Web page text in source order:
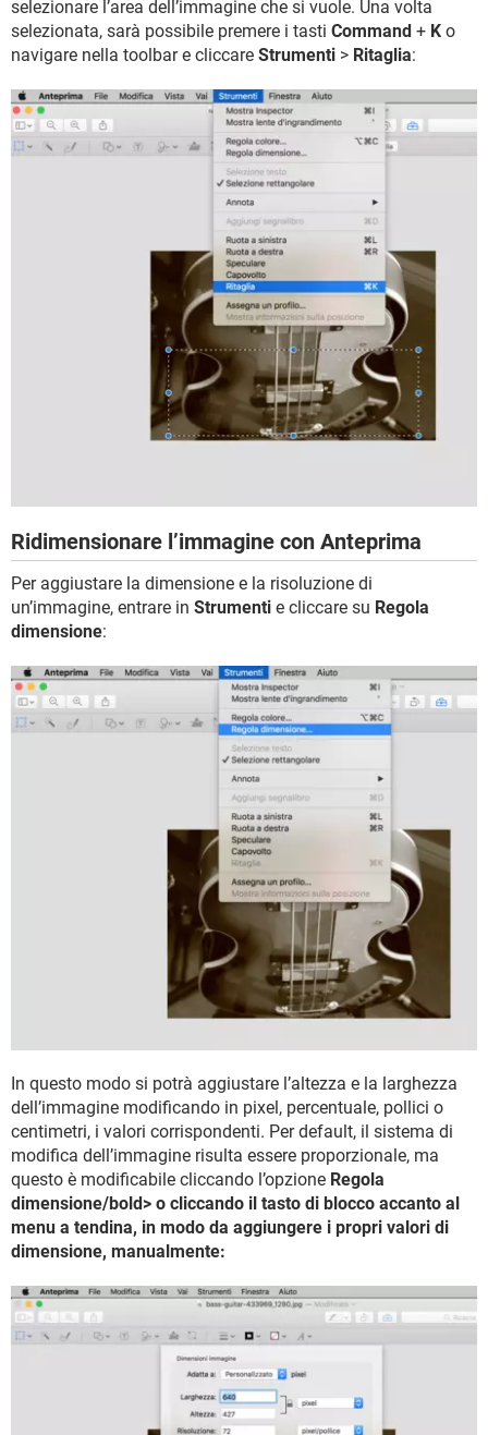
selezionare l’area dell’immagine che si vuole. Una volta
selezionata, sarà possibile premere i tasti Command + K o
navigare nella toolbar e cliccare Strumenti > Ritaglia:
Ridimensionare l’immagine con Anteprima
Per aggiustare la dimensione e la risoluzione di
un’immagine, entrare in Strumenti e cliccare su Regola
dimensione:
In questo modo si potrà aggiustare l’altezza e la larghezza
dell’immagine modificando in pixel, percentuale, pollici o
centimetri, i valori corrispondenti. Per default, il sistema di
modifica dell’immagine risulta essere proporzionale, ma
questo è modificabile cliccando l’opzione Regola
dimensione/bold> o cliccando il tasto di blocco accanto al
menu a tendina, in modo da aggiungere i propri valori di
dimensione, manualmente: